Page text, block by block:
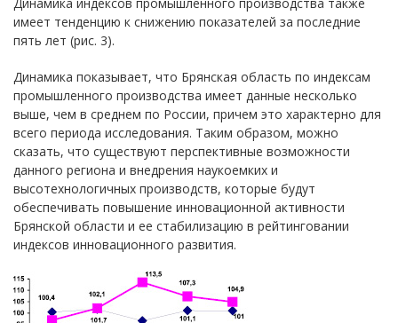
имеет тенденцию к снижению показателей за последние
пять лет (рис. 3).
Динамика показывает, что Брянская область по индексам
промышленного производства имеет данные несколько
выше, чем в среднем по России, причем это характерно для
всего периода исследования. Таким образом, можно
сказать, что существуют перспективные возможности
данного региона и внедрения наукоемких и
высотехнологичных производств, которые будут
обеспечивать повышение инновационной активности
Брянской области и ее стабилизацию в рейтинговании
индексов инновационного развития.